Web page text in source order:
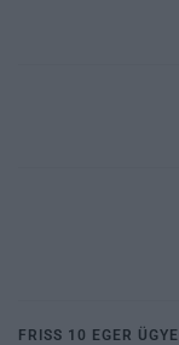
FRISS 10 EGER ÜGYE